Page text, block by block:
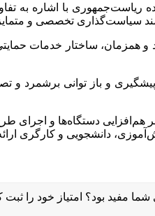
با اشاره به
سیاست‌گذاری تخصصی و
ساختار خدمات حمایتی
پیشگیری و باز توانی برشمرد
دستگاه‌ها و اجرای
دانشجویی و کارگری ارائه
مفید بود؟ امتیاز خود را ثبت